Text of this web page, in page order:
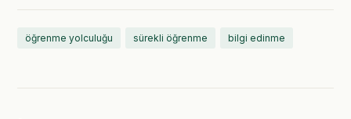
öğrenme yolculuğu sürekli öğrenme bilgi edinme